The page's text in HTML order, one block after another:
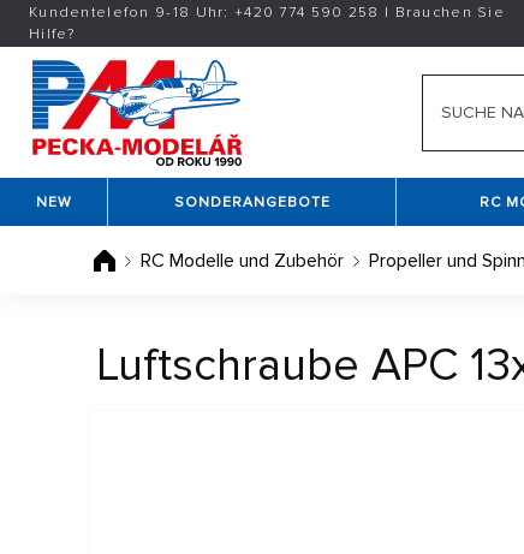
Kundentelefon 9-18 Uhr: +420774 590 258 | Brauchen Sie
Hilfe?
NEW SONDERANGEBOTE RC
RC Modelle und Zubehör Propeller und
Luftschraube APC